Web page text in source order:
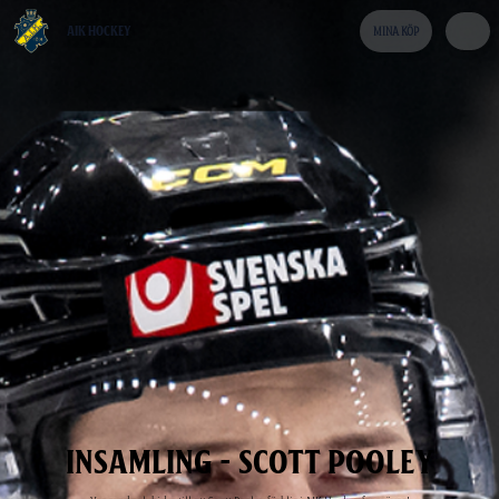
AIK HOCKEY MINA KÖP
INSAMLING-SCOTTPOOLEY